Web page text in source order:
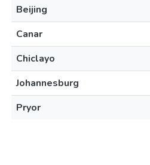
Beijing
Canar
Chiclayo
Johannesburg
Pryor